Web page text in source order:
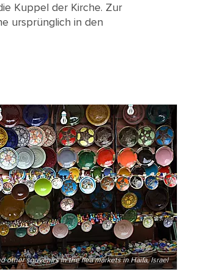
Kuppel der Kirche. Zur
ursprünglich in den
other souvenirs in the flea markets in Haifa, Israel